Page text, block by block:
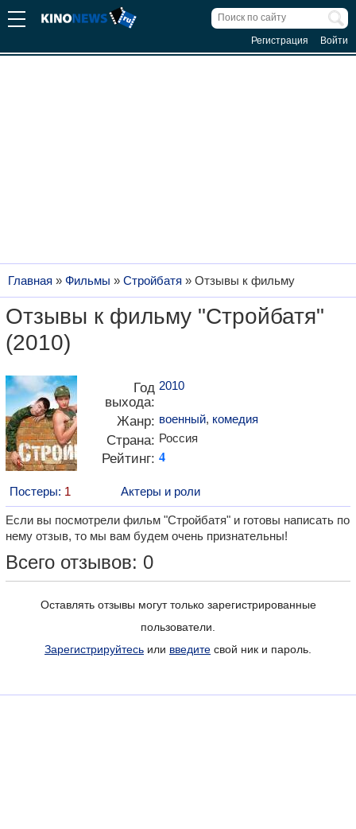
Регистрация Войти
Главная » Фильмы » Стройбатя » Отзывы к фильму
Отзывы к фильму "Стройбатя"
(2010)
Год
выхода:
2010
Жанр: военный, комедия
Страна: Россия
Рейтинг: 4
Постеры: 1 Актеры и роли
Если вы посмотрели фильм "Стройбатя" и готовы написать по
нему отзыв, то мы вам будем очень признательны!
Всего отзывов: 0
Оставлять отзывы могут только зарегистрированные
пользователи.
Зарегистрируйтесь или введите свой ник и пароль.